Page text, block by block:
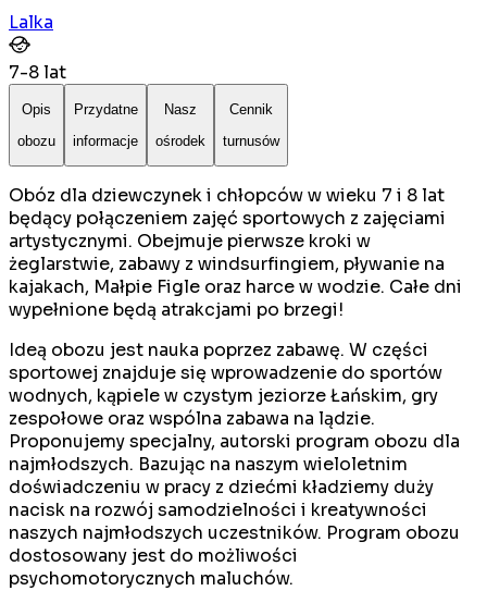
Lalka
7-8lat
Opis
obozu
Przydatne
informacje
Nasz
ośrodek
Cennik
turnusów
Obóz dla dziewczynek i chłopców w wieku 7 i 8 lat
będący połączeniem zajęć sportowych z zajęciami
artystycznymi. Obejmuje pierwsze kroki w
żeglarstwie, zabawy z windsurfingiem, pływanie na
kajakach, Małpie Figle oraz harce w wodzie. Całe dni
wypełnione będą atrakcjami po brzegi!
Ideą obozu jest nauka poprzez zabawę. W części
sportowej znajduje się wprowadzenie do sportów
wodnych, kąpiele w czystym jeziorze Łańskim, gry
zespołowe oraz wspólna zabawa na lądzie.
Proponujemy specjalny, autorski program obozu dla
najmłodszych. Bazując na naszym wieloletnim
doświadczeniu w pracy z dziećmi kładziemy duży
nacisk na rozwój samodzielności i kreatywności
naszych najmłodszych uczestników. Program obozu
dostosowany jest do możliwości
psychomotorycznych maluchów.